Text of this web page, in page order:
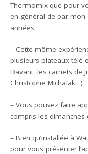
Thermomix que pour
en général de par mon
années
– Cette même
plusieurs plateaux télé
Davant, les carnets de
Christophe Michalak…)
– Vous pouvez faire
compris les dimanches
– Bien qu’installée à
pour vous présenter